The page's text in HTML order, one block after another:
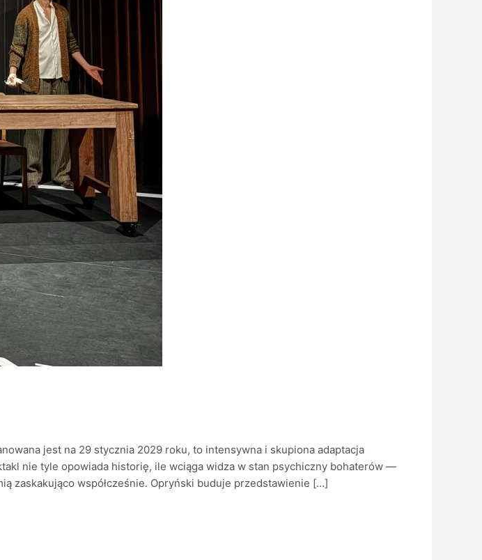
jest na 29 stycznia 2029 roku, to intensywna i skupiona adaptacja
nie tyle opowiada historię, ile wciąga widza w stan psychiczny bohaterów —
zaskakująco współcześnie. Opryński buduje przedstawienie […]